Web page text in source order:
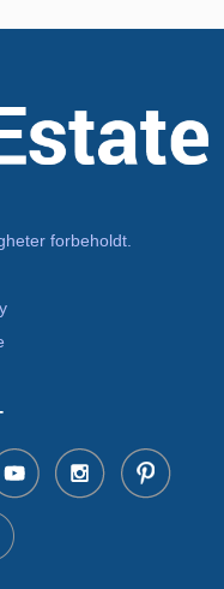
forbeholdt.